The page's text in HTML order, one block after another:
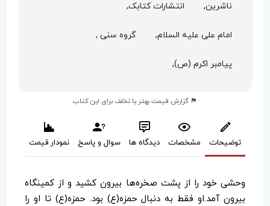
ناشرین, انتشارات کتابک,
امام علی علیه السلام, گروه سنی ,
پیامبر اکرم (ص),
گزارش قیمت بهتر یا تخلف برای این کتاب
توضیحات مشخصات دیدگاه ها سوال و پاسخ نمودار قیمت
وحشی خود را از پشت صخره‌ها بیرون کشید و از کمینگاه
بیرون آمد.او فقط به دنبال حمزه(ع) بود. حمزه(ع) تا او را